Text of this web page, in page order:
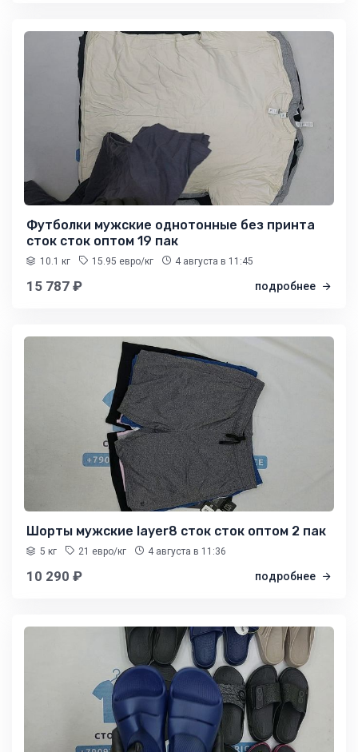
Футболки мужские однотонные без принта
сток сток оптом 19 пак
10.1 кг 15.95 евро/кг 4 августа в 11:45
15 787 ₽ подробнее
Шорты мужские layer8 сток сток оптом 2 пак
5 кг 21 евро/кг 4 августа в 11:36
10 290 ₽ подробнее